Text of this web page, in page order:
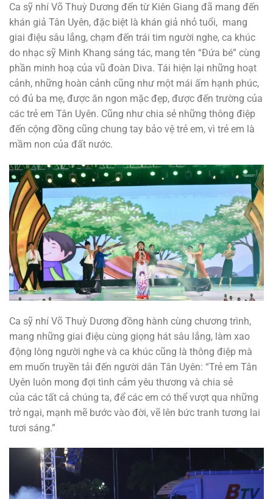
Ca sỹ nhí Võ Thuỳ Dương đến từ Kiên Giang đã mang đến
khán giả Tân Uyên, đặc biệt là khán giả nhỏ tuổi, mang
giai điệu sâu lắng, chạm đến trái tim người nghe, ca khúc
do nhạc sỹ Minh Khang sáng tác, mang tên “Đứa bé” cùng
phần minh hoạ của vũ đoàn Diva. Tái hiện lại những hoạt
cảnh, những hoàn cảnh cũng như một mái ấm hạnh phúc,
có đủ ba mẹ, được ăn ngon mặc đẹp, được đến trường của
các trẻ em Tân Uyên. Cũng như chia sẻ những thông điệp
đến cộng đồng cũng chung tay bảo vệ trẻ em, vì trẻ em là
mầm non của đất nước.
Ca sỹ nhí Võ Thuỳ Dương đồng hành cùng chương trình,
mang những giai điệu cùng giọng hát sâu lắng, làm xao
động lòng người nghe và ca khúc cũng là thông điệp mà
em muốn truyền tải đến người dân Tân Uyên: “Trẻ em Tân
Uyên luôn mong đợi tình cảm yêu thương và chia sẻ
của các tất cả chúng ta, để các em có thể vượt qua những
trở ngại, mạnh mẽ bước vào đời, vẽ lên bức tranh tương lai
tươi sáng.”